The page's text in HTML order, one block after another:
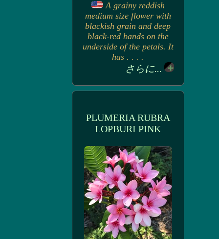
A grainy reddish
medium size flower with
blackish grain and deep
black-red bands on the
underside of the petals. It
has . . . .
さらに...
PLUMERIA RUBRA
LOPBURI PINK